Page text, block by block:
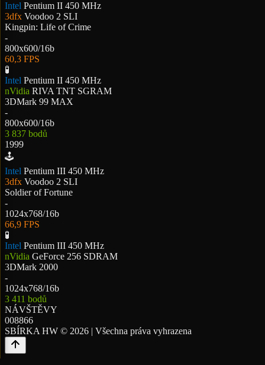
Intel Pentium II 450 MHz
3dfx Voodoo 2 SLI
Kingpin: Life of Crime
-
800x600/16b
60,3 FPS
🧪
Intel Pentium II 450 MHz
nVidia RIVA TNT SGRAM
3DMark 99 MAX
-
800x600/16b
3 837 bodů
1999
🕹️
Intel Pentium III 450 MHz
3dfx Voodoo 2 SLI
Soldier of Fortune
-
1024x768/16b
66,9 FPS
🧪
Intel Pentium III 450 MHz
nVidia GeForce 256 SDRAM
3DMark 2000
-
1024x768/16b
3 411 bodů
NÁVŠTĚVY
008866
SBÍRKA HW © 2026 | Všechna práva vyhrazena